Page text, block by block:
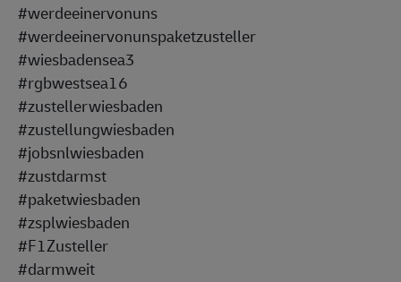
#werdeeinervonuns
#werdeeinervonunspaketzusteller
#wiesbadensea3
#rgbwestsea16
#zustellerwiesbaden
#zustellungwiesbaden
#jobsnlwiesbaden
#zustdarmst
#paketwiesbaden
#zsplwiesbaden
#F1Zusteller
#darmweit